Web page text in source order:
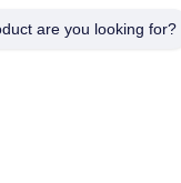
perfekt für die
are you looking for?